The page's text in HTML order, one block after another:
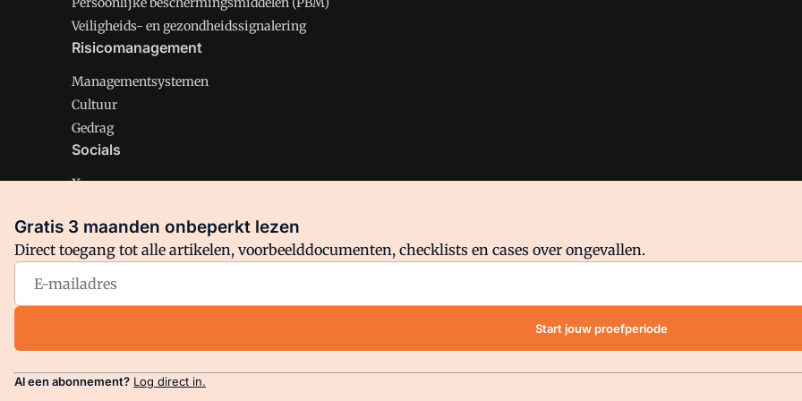
Veiligheids- en gezondheidssignalering
Risicomanagement
Managementsystemen
Cultuur
Gedrag
Socials
X
Facebook
Arbo is onderdeel van VMN media. Lees inons manifestwaar VMN media voor staat. Op gebruik van deze site zijn de
Gratis 3 maanden onbeperkt lezen
Direct toegang tot alle artikelen, voorbeelddocumenten, checklists en cases over ongevallen.
Start jouw proefperiode
Al een abonnement? Log direct in.